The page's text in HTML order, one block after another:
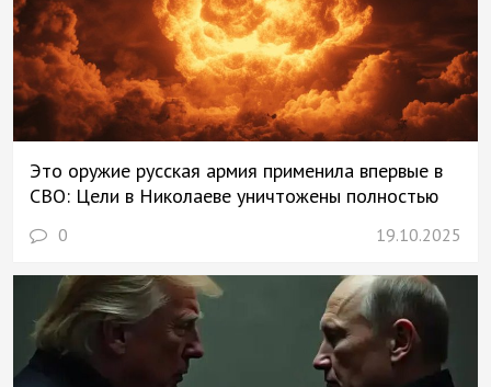
Это оружие русская армия применила впервые в
СВО: Цели в Николаеве уничтожены полностью
0 19.10.2025